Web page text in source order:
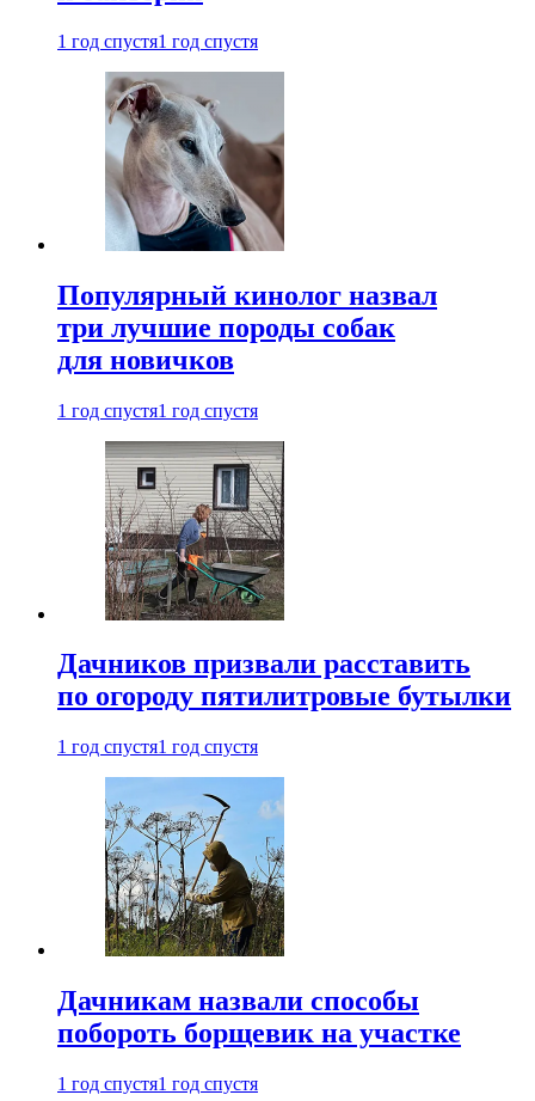
1 год спустя1 год спустя
Популярный кинолог назвал
три лучшие породы собак
для новичков
1 год спустя1 год спустя
Дачников призвали расставить
по огороду пятилитровые бутылки
1 год спустя1 год спустя
Дачникам назвали способы
побороть борщевик на участке
1 год спустя1 год спустя